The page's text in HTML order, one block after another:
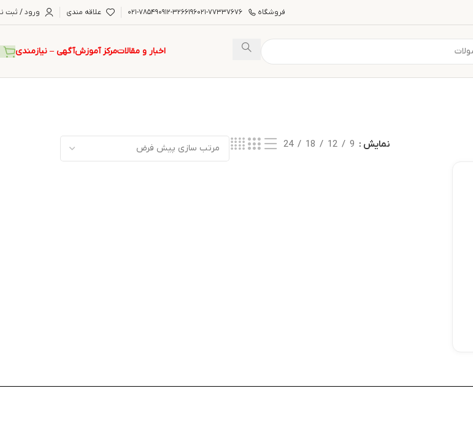
فروشگاه ۰۲۱-۷۷۳۳۷۶۷۶۰۹۱۲-۳۲۶۶۱۹۶۰۲۱-۷۸۵۴۹ علاقه مندی ورود / ثبت
اخبار و مقالاتمرکز آموزشآگهی – نیازمندی
نمایش 9
12
18
24